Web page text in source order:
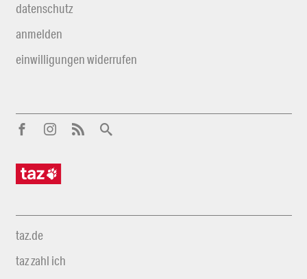
datenschutz
anmelden
einwilligungen widerrufen
taz.de
taz zahl ich